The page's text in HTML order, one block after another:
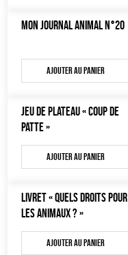
LIBRAIRIE
ACCESSOIRES
TOUT
MON JOURNAL ANIMAL N°20
Ajouter au panier
JEU DE PLATEAU « COUP DE
PATTE »
Ajouter au panier
LIVRET « QUELS DROITS POUR
LES ANIMAUX ? »
Ajouter au panier